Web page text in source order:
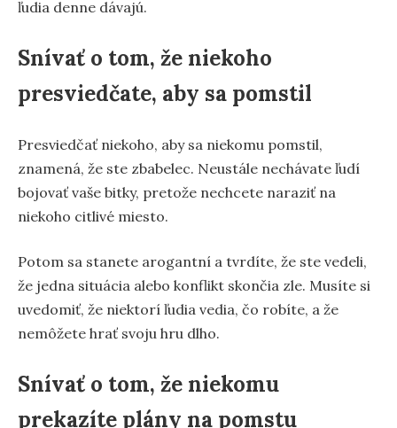
ľudia denne dávajú.
Snívať o tom, že niekoho
presviedčate, aby sa pomstil
Presviedčať niekoho, aby sa niekomu pomstil,
znamená, že ste zbabelec. Neustále nechávate ľudí
bojovať vaše bitky, pretože nechcete naraziť na
niekoho citlivé miesto.
Potom sa stanete arogantní a tvrdíte, že ste vedeli,
že jedna situácia alebo konflikt skončia zle. Musíte si
uvedomiť, že niektorí ľudia vedia, čo robíte, a že
nemôžete hrať svoju hru dlho.
Snívať o tom, že niekomu
prekazíte plány na pomstu